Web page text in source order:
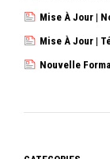
Mise À Jour |
Mise À Jour |
Nouvelle